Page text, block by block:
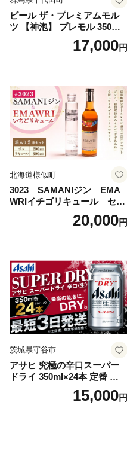
ビール ザ・プレミアムモル
ツ 【神泡】 プレモル 350ml
× 24本 サントリー〈天然水の
ビール工場〉群馬※沖縄・離
17,000円
北海道様似町
3023 SAMANIジン EMA
WRIイチゴリキュール セッ
ト（箱入り）【大人の味 酒
お酒 洋酒 スピリッツ クラフ
セット 詰め合わせ カクテル
ソーダ割り アルコール ロッ
ク ソーダ ジントニック 】
20,000円
茨城県守谷市
アサヒ 究極の辛口スーパー
ドライ 350ml×24本 定番 ビー
ル 缶ビール 酒 お酒 アルコー
15,000円